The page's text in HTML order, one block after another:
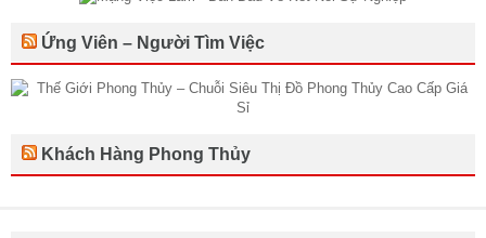
Ứng Viên – Người Tìm Việc
Khách Hàng Phong Thủy